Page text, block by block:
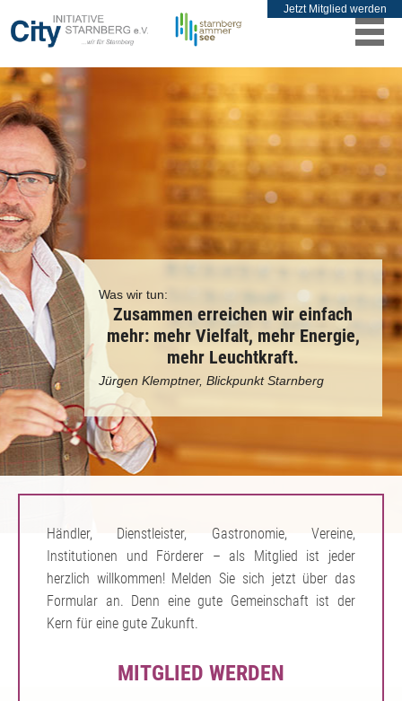
Jetzt Mitglied werden
Was wir tun:
Zusammen erreichen wir einfach
mehr: mehr Vielfalt, mehr Energie,
mehr Leuchtkraft.
Jürgen Klemptner, Blickpunkt Starnberg
Händler, Dienstleister, Gastronomie, Vereine,
Institutionen und Förderer – als Mitglied ist jeder
herzlich willkommen! Melden Sie sich jetzt über das
Formular an. Denn eine gute Gemeinschaft ist der
Kern für eine gute Zukunft.
MITGLIED WERDEN